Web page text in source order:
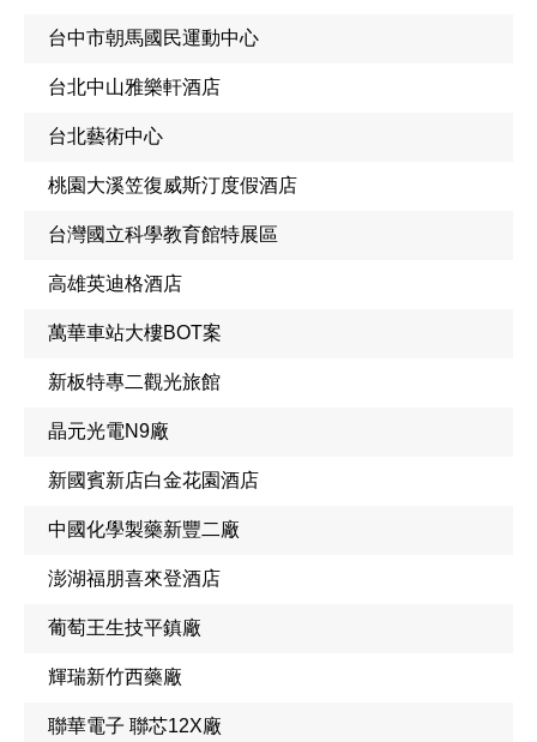
台中市朝馬國民運動中心
台北中山雅樂軒酒店
台北藝術中心
桃園大溪笠復威斯汀度假酒店
台灣國立科學教育館特展區
高雄英迪格酒店
萬華車站大樓BOT案
新板特專二觀光旅館
晶元光電N9廠
新國賓新店白金花園酒店
中國化學製藥新豐二廠
澎湖福朋喜來登酒店
葡萄王生技平鎮廠
輝瑞新竹西藥廠
聯華電子 聯芯12X廠